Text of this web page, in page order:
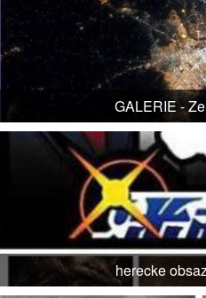
GALERIE -
herecke